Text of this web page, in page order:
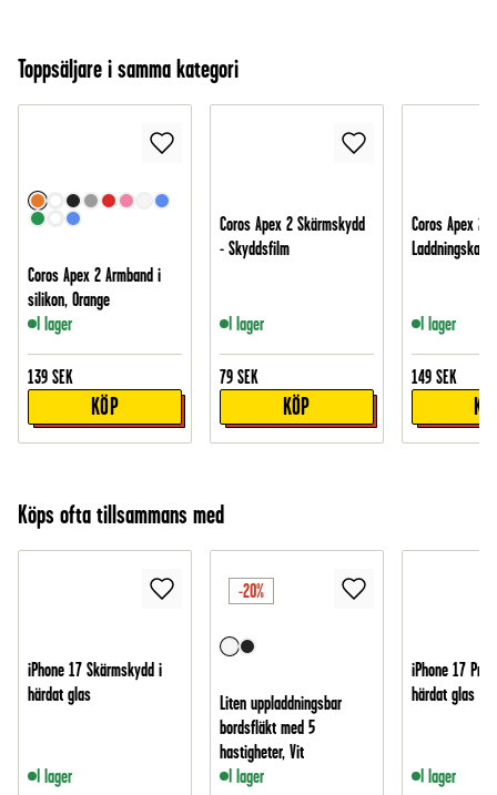
Toppsäljare i samma kategori
Coros Apex 2 Armband i
silikon, Orange
I lager
139 SEK
KÖP
Coros Apex 2 Skärmskydd
- Skyddsfilm
I lager
79 SEK
KÖP
Coros Apex 2
I lager
149 SEK
Köps ofta tillsammans med
iPhone 17 Skärmskydd i
härdat glas
I lager
-20%
Liten uppladdningsbar
bordsfläkt med 5
hastigheter, Vit
I lager
iPhone 17 Pro
härdat glas
I lager